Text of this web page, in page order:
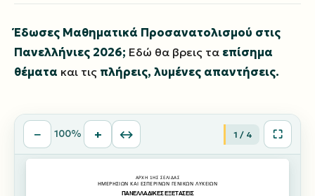
Έδωσες Μαθηματικά Προσανατολισμού στις
Πανελλήνιες 2026; Εδώ θα βρεις τα επίσημα
θέματα και τις πλήρεις, λυμένες απαντήσεις.
− 100% + ↔ 1 / 4 ⛶